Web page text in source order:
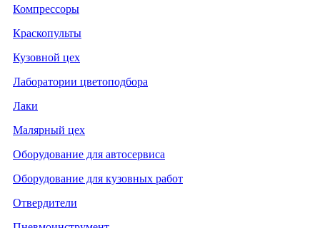
Компрессоры
Краскопульты
Кузовной цех
Лаборатории цветоподбора
Лаки
Малярный цех
Оборудование для автосервиса
Оборудование для кузовных работ
Отвердители